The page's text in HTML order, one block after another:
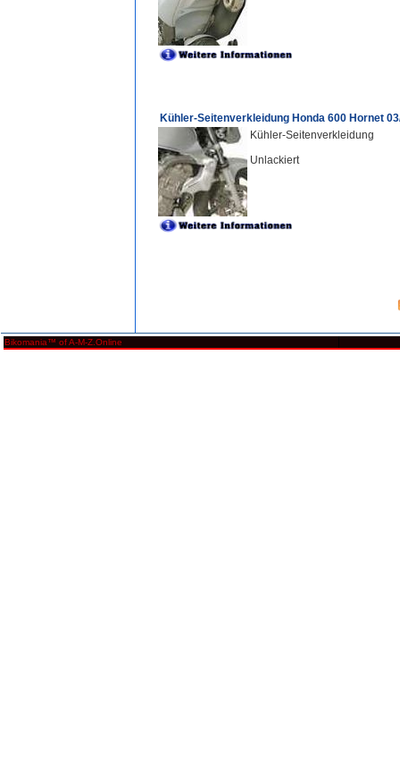
Kühler-Seitenverkleidung Honda 600 Hornet
Kühler-Seitenverkleidung
Unlackiert
Bikomania™ of A-M-Z.Online